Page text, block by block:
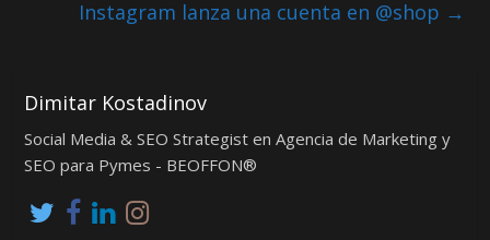
Instagram lanza una cuenta en @shop →
Dimitar Kostadinov
Social Media & SEO Strategist en Agencia de Marketing y
SEO para Pymes - BEOFFON®